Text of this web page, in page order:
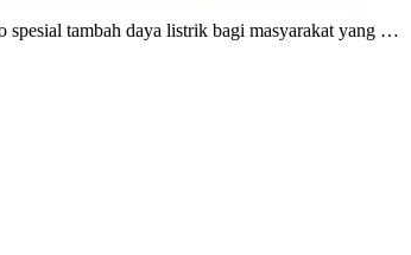
tambah daya listrik bagi masyarakat yang …